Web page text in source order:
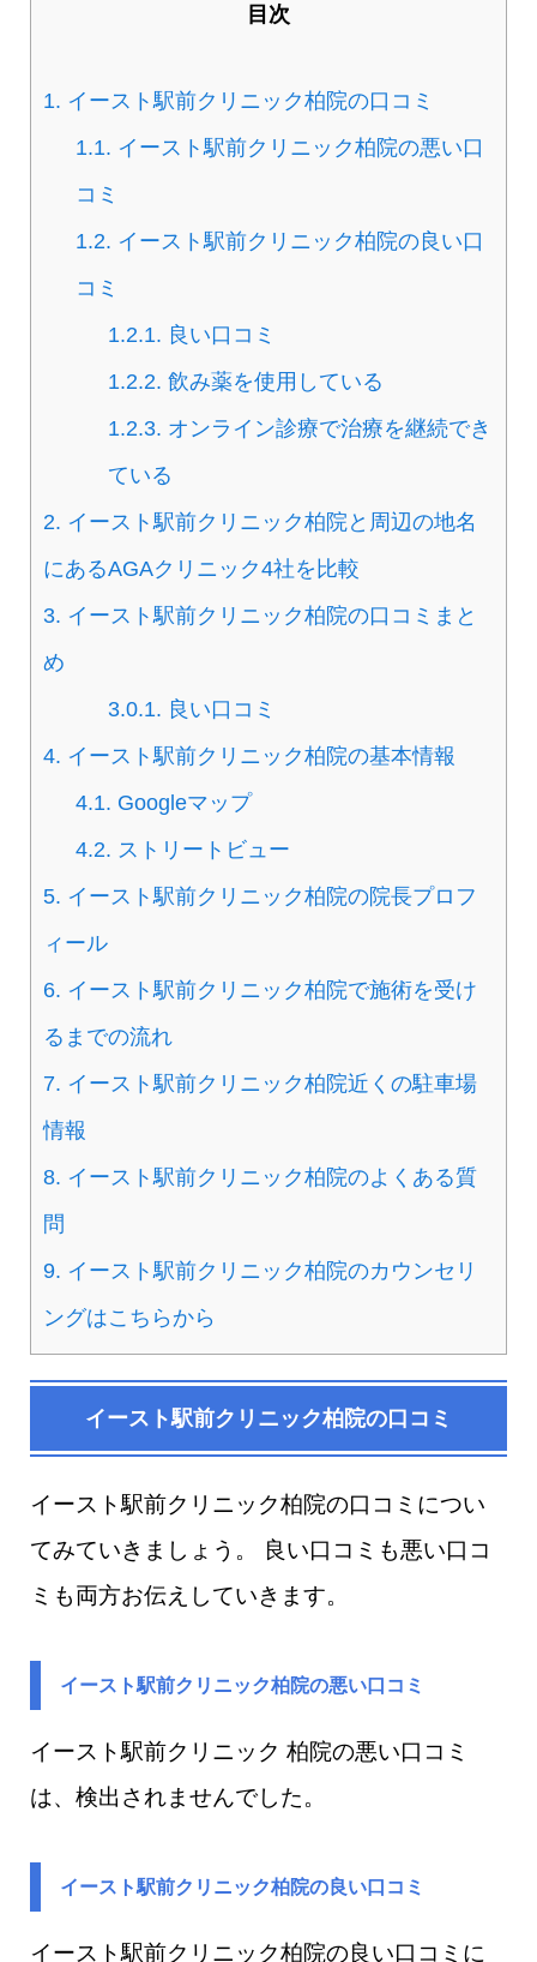
目次
1. イースト駅前クリニック柏院の口コミ
1.1. イースト駅前クリニック柏院の悪い口
コミ
1.2. イースト駅前クリニック柏院の良い口
コミ
1.2.1. 良い口コミ
1.2.2. 飲み薬を使用している
1.2.3. オンライン診療で治療を継続でき
ている
2. イースト駅前クリニック柏院と周辺の地名
にあるAGAクリニック4社を比較
3. イースト駅前クリニック柏院の口コミまと
め
3.0.1. 良い口コミ
4. イースト駅前クリニック柏院の基本情報
4.1. Googleマップ
4.2. ストリートビュー
5. イースト駅前クリニック柏院の院長プロフ
ィール
6. イースト駅前クリニック柏院で施術を受け
るまでの流れ
7. イースト駅前クリニック柏院近くの駐車場
情報
8. イースト駅前クリニック柏院のよくある質
問
9. イースト駅前クリニック柏院のカウンセリ
ングはこちらから
イースト駅前クリニック柏院の口コミ
イースト駅前クリニック柏院の口コミについ
てみていきましょう。 良い口コミも悪い口コ
ミも両方お伝えしていきます。
イースト駅前クリニック柏院の悪い口コミ
イースト駅前クリニック 柏院​の悪い口コミ
は、検出されませんでした。
イースト駅前クリニック柏院の良い口コミ
イースト駅前クリニック柏院​の良い口コミに